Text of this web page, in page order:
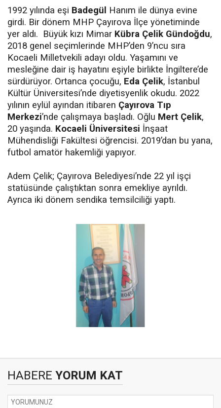
1992 yılında eşi Badegül Hanım ile dünya evine
girdi. Bir dönem MHP Çayırova İlçe yönetiminde
yer aldı. Büyük kızı Mimar Kübra Çelik Gündoğdu,
2018 genel seçimlerinde MHP’den 9’ncu sıra
Kocaeli Milletvekili adayı oldu. Yaşamını ve
mesleğine dair iş hayatını eşiyle birlikte İngiltere’de
sürdürüyor. Ortanca çocuğu, Eda Çelik, İstanbul
Kültür Üniversitesi’nde diyetisyenlik okudu. 2022
yılının eylül ayından itibaren Çayırova Tıp
Merkezi’nde çalışmaya başladı. Oğlu Mert Çelik,
20 yaşında. Kocaeli Üniversitesi İnşaat
Mühendisliği Fakültesi öğrencisi. 2019’dan bu yana,
futbol amatör hakemliği yapıyor.
Adem Çelik; Çayırova Belediyesi’nde 22 yıl işçi
statüsünde çalıştıktan sonra emekliye ayrıldı.
Ayrıca iki dönem sendika temsilciliği yaptı.
HABERE YORUM KAT